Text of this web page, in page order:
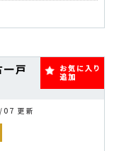
戸
お気に入り
追加
更新